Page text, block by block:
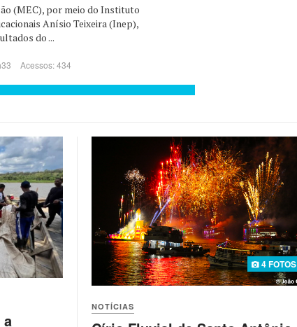
(MEC), por meio do Instituto
Anísio Teixeira (Inep),
do ...
Acessos: 434
4 FOTOS
NOTÍCIAS